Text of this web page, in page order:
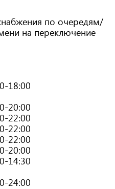
по очередям/
на переключение
18:00
20:00
22:00
22:00
22:00
20:00
14:30
24:00